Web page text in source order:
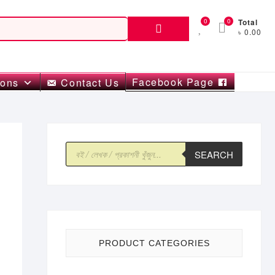
Search
0 Total
৳ 0.00
0
Contact Us Facebook Page
Products
search SEARCH
PRODUCT CATEGORIES